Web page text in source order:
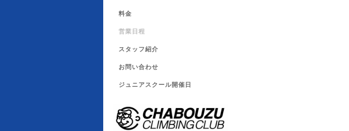
料金
営業日程
スタッフ紹介
お問い合わせ
ジュニアスクール開催日